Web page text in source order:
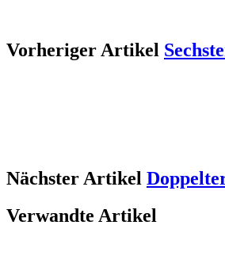
Vorheriger Artikel
Nächster Artikel
Verwandte Artikel